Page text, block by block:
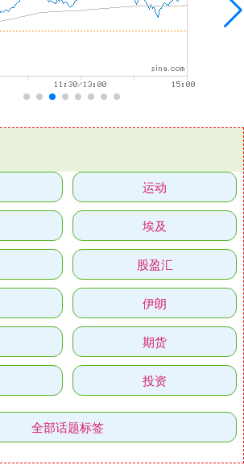
运动
埃及
股盈汇
伊朗
期货
投资
全部话题标签